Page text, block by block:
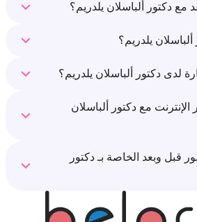
دكتور ألباسلان يلدريم؟
يلدريم؟
لدى دكتور ألباسلان يلدريم؟
مع دكتور ألباسلان
قبل وبعد الخاصة بـ دكتور